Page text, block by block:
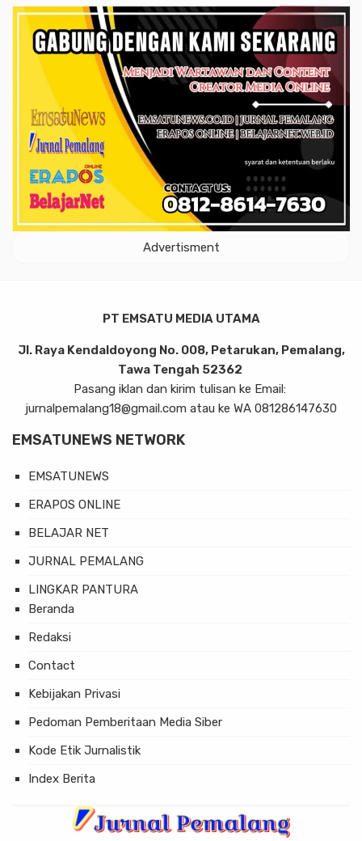
Advertisment
PT EMSATU MEDIA UTAMA
Jl. Raya Kendaldoyong No. 008, Petarukan, Pemalang,
Tawa Tengah 52362
Pasang iklan dan kirim tulisan ke Email:
jurnalpemalang18@gmail.com atau ke WA 081286147630
EMSATUNEWS NETWORK
EMSATUNEWS
ERAPOS ONLINE
BELAJAR NET
JURNAL PEMALANG
LINGKAR PANTURA
Beranda
Redaksi
Contact
Kebijakan Privasi
Pedoman Pemberitaan Media Siber
Kode Etik Jurnalistik
Index Berita